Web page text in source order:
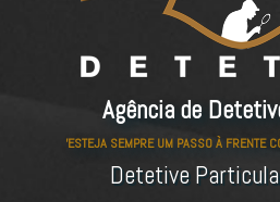
Agência de
'ESTEJA SEMPRE UM PASSO À FRENTE
Detetive